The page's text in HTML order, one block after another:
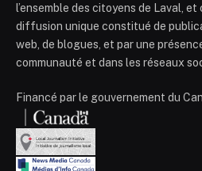
l’ensemble des citoyens de Laval,
diffusion unique constitué de
web, de blogues, et par une
communauté et dans les réseaux
Financé par le gouvernement du